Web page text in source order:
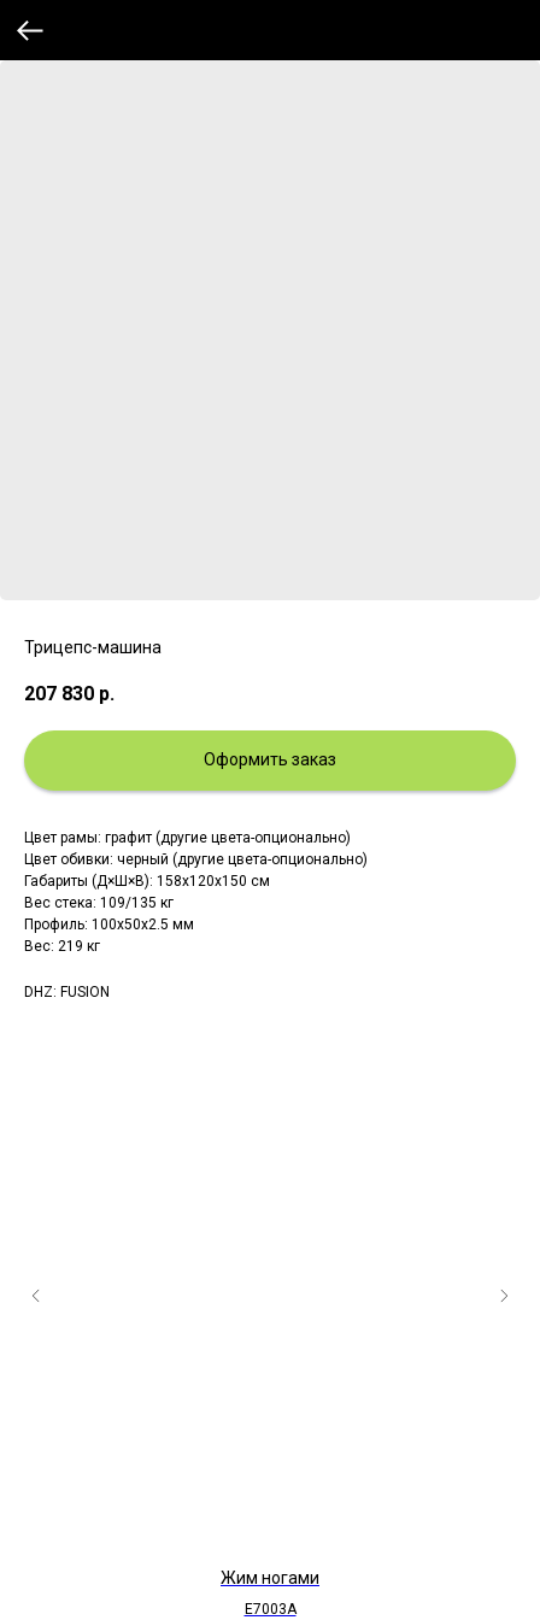
Трицепс-машина
207 830 р.
Оформить заказ
Цвет рамы: графит (другие цвета-опционально)
Цвет обивки: черный (другие цвета-опционально)
Габариты (Д×Ш×В): 158х120х150 см
Вес стека: 109/135 кг
Профиль: 100х50х2.5 мм
Вес: 219 кг
DHZ: FUSION
Жим ногами
E7003A